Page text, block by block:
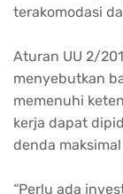
terakomodasi
Aturan UU 2/
menyebutkan
memenuhi
kerja dapat
denda
“Perlu ada